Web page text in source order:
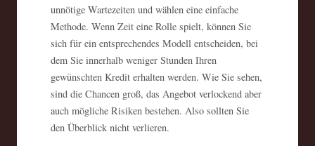
unnötige Wartezeiten und wählen eine einfache
Methode. Wenn Zeit eine Rolle spielt, können Sie
sich für ein entsprechendes Modell entscheiden, bei
dem Sie innerhalb weniger Stunden Ihren
gewünschten Kredit erhalten werden. Wie Sie sehen,
sind die Chancen groß, das Angebot verlockend aber
auch mögliche Risiken bestehen. Also sollten Sie
den Überblick nicht verlieren.